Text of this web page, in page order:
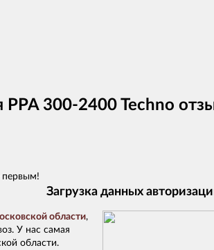
300-2400 Techno
первым!
Загрузка данных
области,
У нас самая
области.